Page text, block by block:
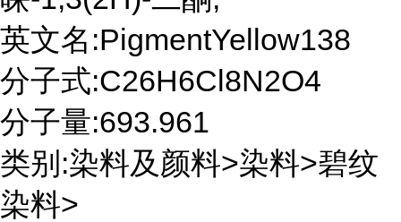
英文名:PigmentYellow138
分子式:C26H6Cl8N2O4
分子量:693.961
类别:染料及颜料>染料>碧纹
染料>